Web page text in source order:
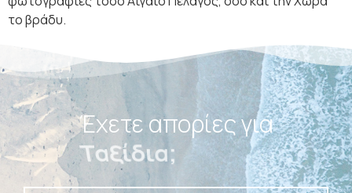
το βράδυ.
Έχετε απορίες για
Πακέτα;